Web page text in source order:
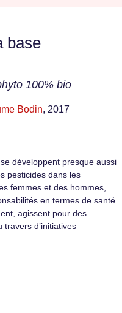
base
100% bio
Bodin, 2017
développent presque aussi
pesticides dans les
femmes et des hommes,
en termes de santé
agissent pour des
travers d’initiatives